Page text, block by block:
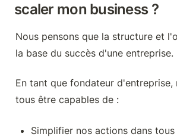
scaler mon business ?
Nous pensons que la structure et
la base du succès d'une entreprise.
En tant que fondateur d'entreprise,
tous être capables de :
Simplifier nos actions dans tous